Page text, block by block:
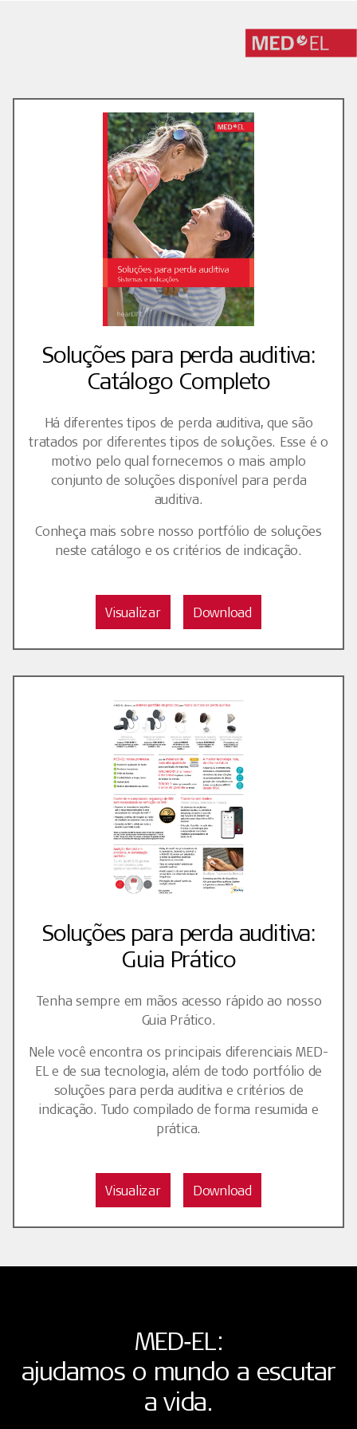
Soluções para perda auditiva:
Catálogo Completo
Há diferentes tipos de perda auditiva, que são
tratados por diferentes tipos de soluções. Esse é o
motivo pelo qual fornecemos o mais amplo
conjunto de soluções disponível para perda
auditiva.
Conheça mais sobre nosso portfólio de soluções
neste catálogo e os critérios de indicação.
Visualizar Download
Soluções para perda auditiva:
Guia Prático
Tenha sempre em mãos acesso rápido ao nosso
Guia Prático.
Nele você encontra os principais diferenciais MED-
EL e de sua tecnologia, além de todo portfólio de
soluções para perda auditiva e critérios de
indicação. Tudo compilado de forma resumida e
prática.
Visualizar Download
MED‑EL:
ajudamos o mundo a escutar
a vida.